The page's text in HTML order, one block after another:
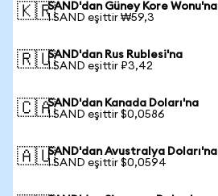
🇰🇷SAND'dan Güney Kore Wonu'na
1 SAND eşittir ₩59,3
🇷🇺SAND'dan Rus Rublesi'na
1 SAND eşittir ₽3,42
🇨🇦SAND'dan Kanada Doları'na
1 SAND eşittir $0,0586
🇦🇺SAND'dan Avustralya Doları'na
1 SAND eşittir $0,0594